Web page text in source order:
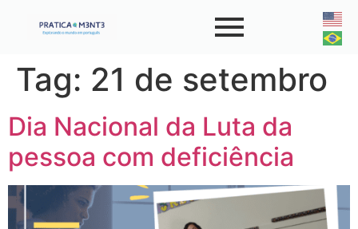
Tag: 21 de setembro
Dia Nacional da Luta da
pessoa com deficiência